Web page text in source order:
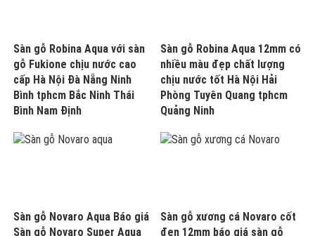
Sàn gỗ Robina Aqua với sàn
gỗ Fukione chịu nước cao
cấp Hà Nội Đà Nẵng Ninh
Bình tphcm Bắc Ninh Thái
Bình Nam Định
Sàn gỗ Robina Aqua 12mm có
nhiều màu đẹp chất lượng
chịu nước tốt Hà Nội Hải
Phòng Tuyên Quang tphcm
Quảng Ninh
Sàn gỗ Novaro Aqua Báo giá
Sàn gỗ Novaro Super Aqua
Sàn gỗ xương cá Novaro cốt
đen 12mm báo giá sàn gỗ